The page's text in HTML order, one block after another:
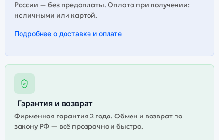
России — без предоплаты. Оплата при получении:
наличными или картой.
Подробнее о доставке и оплате
Гарантия и возврат
Фирменная гарантия 2 года. Обмен и возврат по
закону РФ — всё прозрачно и быстро.